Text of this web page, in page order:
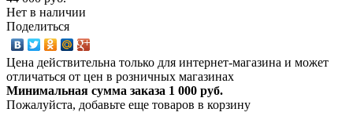
Нет в наличии
Поделиться
Цена действительна только для интернет-магазина и может
отличаться от цен в розничных магазинах
Минимальная сумма заказа 1 000 руб.
Пожалуйста, добавьте еще товаров в корзину